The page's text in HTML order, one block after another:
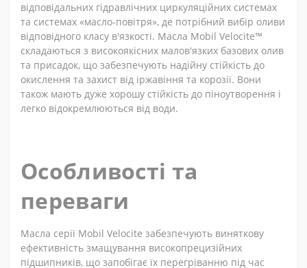
відповідальних гідравлічних циркуляційних системах
та системах «масло-повітря», де потрібний вибір оливи
відповідного класу в'язкості. Масла Mobil Velocite™
складаються з високоякісних малов'язких базових олив
та присадок, що забезпечують надійну стійкість до
окислення та захист від іржавіння та корозії. Вони
також мають дуже хорошу стійкість до піноутворення і
легко відокремлюються від води.
Особливості та
переваги
Масла серії Mobil Velocite забезпечують виняткову
ефективність змащування високопрецизійних
підшипників, що запобігає їх перегріванню під час